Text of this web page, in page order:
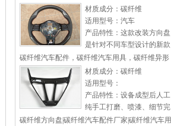
范。碳纤维的鞋底能够给到
脚部好的保护。碳纤维鞋底
非常轻盈，能提供很好的稳
定性，可以根据客户需要做
成不同的硬度和厚度。…
材质成分：碳纤维
适用型号：汽车
产品特性：这款改装方向盘
是针对不同车型设计的新款
时尚方向盘，可以同不同类
型改装底座配合安装，为一
通用型方向盘。本司专业生
产改装方向盘、铝合金汽车
尾翼、汽车音响改装工具，
汽车排档头，车用餐盘，车
碳纤维汽车配件，碳纤维汽车用具，碳纤维异形
材质成分：碳纤维
适用型号：
产品特性：设备成型后人工
纯手工打磨、喷漆、细节完
美处理，品质一流，行业典
碳纤维方向盘|碳纤维汽车配件厂家|碳纤维汽车用